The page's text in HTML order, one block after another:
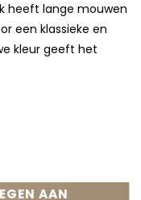
heeft lange mouwen
een klassieke en
kleur geeft het
AAN